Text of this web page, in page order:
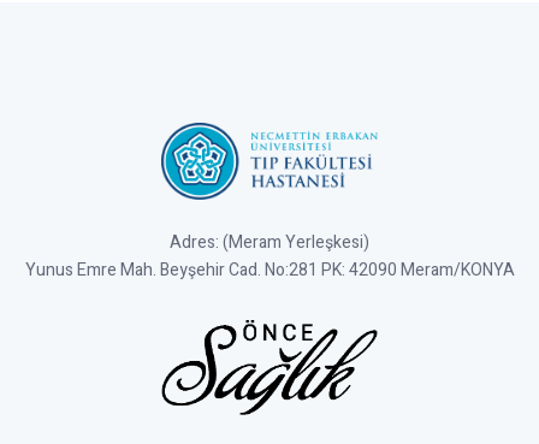
Adres: (Meram Yerleşkesi)
Yunus Emre Mah. Beyşehir Cad. No:281 PK: 42090 Meram/KONYA